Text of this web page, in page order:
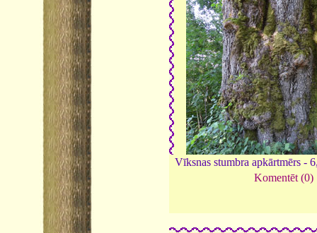
Vīksnas stumbra apkārtmērs -
Komentēt (0)